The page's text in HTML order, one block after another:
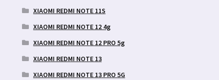
XIAOMI REDMI NOTE 11S
XIAOMI REDMI NOTE 12 4g
XIAOMI REDMI NOTE 12 PRO 5g
XIAOMI REDMI NOTE 13
XIAOMI REDMI NOTE 13 PRO 5G